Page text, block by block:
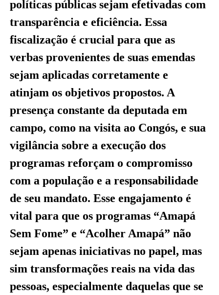
políticas públicas sejam efetivadas com
transparência e eficiência. Essa
fiscalização é crucial para que as
verbas provenientes de suas emendas
sejam aplicadas corretamente e
atinjam os objetivos propostos. A
presença constante da deputada em
campo, como na visita ao Congós, e sua
vigilância sobre a execução dos
programas reforçam o compromisso
com a população e a responsabilidade
de seu mandato. Esse engajamento é
vital para que os programas “Amapá
Sem Fome” e “Acolher Amapá” não
sejam apenas iniciativas no papel, mas
sim transformações reais na vida das
pessoas, especialmente daquelas que se